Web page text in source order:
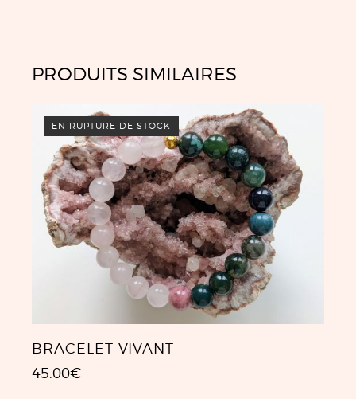
PRODUITS SIMILAIRES
EN RUPTURE DE STOCK
BRACELET VIVANT
45.00€